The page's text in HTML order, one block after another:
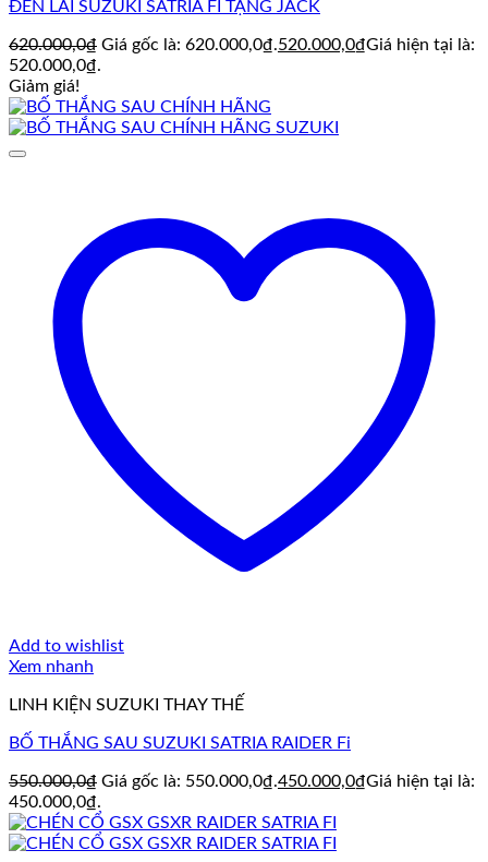
ĐÈN LÁI SUZUKI SATRIA FI TẶNG JACK
620.000,0₫ Giá gốc là: 620.000,0₫.520.000,0₫Giá hiện tại là:
520.000,0₫.
Giảm giá!
Add to wishlist
Xem nhanh
LINH KIỆN SUZUKI THAY THẾ
BỐ THẮNG SAU SUZUKI SATRIA RAIDER Fi
550.000,0₫ Giá gốc là: 550.000,0₫.450.000,0₫Giá hiện tại là:
450.000,0₫.